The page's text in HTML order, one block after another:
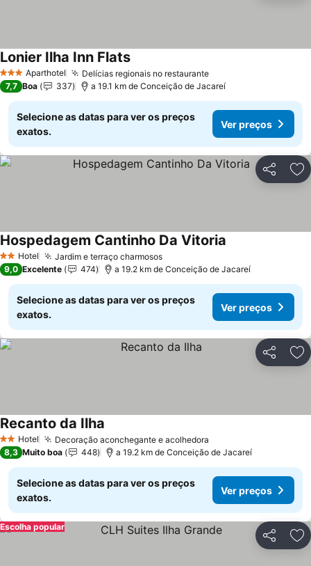
3 EstrelasAparthotel Delícias regionais no restaurante
Lonier Ilha Inn Flats
7,7 Boa 337 a 19.1 km de Conceição de Jacareí
Selecione as datas para ver os preços
exatos.
Ver preços
Partilhar
2 Estrelas
Hotel Jardim e terraço charmosos
Hospedagem Cantinho Da Vitoria
9,0 Excelente 474 a 19.2 km de Conceição de Jacareí
Selecione as datas para ver os preços
exatos.
Ver preços
Partilhar
2 Estrelas
Hotel Decoração aconchegante e acolhedora
Recanto da Ilha
8,3 Muito boa 448 a 19.2 km de Conceição de Jacareí
Selecione as datas para ver os preços
exatos.
Ver preços
Partilhar
Escolha popular